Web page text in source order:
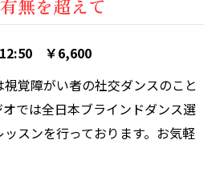
無を超えて
￥6,600
覚障がい者の社交ダンスのこと
では全日本ブラインドダンス選
スンを行っております。お気軽